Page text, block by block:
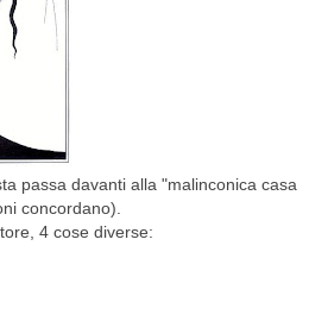
passa davanti alla "malinconica casa
concordano).
4 cose diverse: